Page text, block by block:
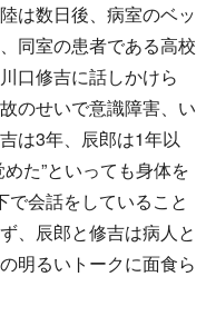
は数日後、病室のベッ
同室の患者である高校
口修吉に話しかけら
のせいで意識障害、い
は3年、辰郎は1年以
た”といっても身体を
会話をしていること
、辰郎と修吉は病人と
明るいトークに面食ら